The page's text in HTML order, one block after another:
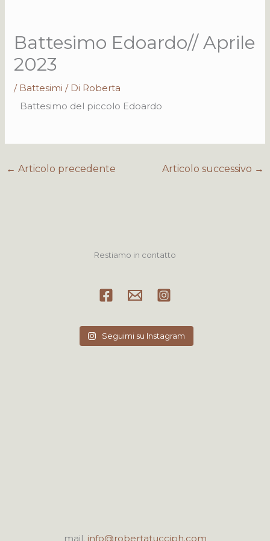
Battesimo Edoardo// Aprile
2023
/ Battesimi / Di Roberta
Battesimo del piccolo Edoardo
← Articolo precedente Articolo successivo →
Restiamo in contatto
Seguimi su Instagram
mail. info@robertatucciph.com